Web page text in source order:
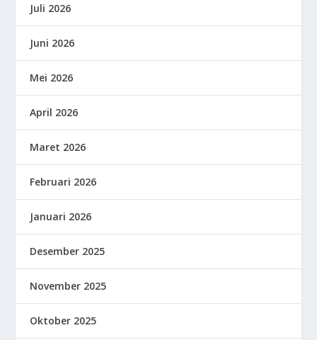
Juli 2026
Juni 2026
Mei 2026
April 2026
Maret 2026
Februari 2026
Januari 2026
Desember 2025
November 2025
Oktober 2025